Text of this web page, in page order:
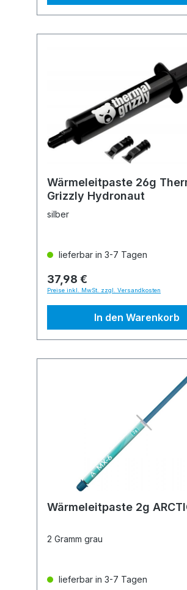
Wärmeleitpaste 26g
Grizzly Hydronaut
silber
lieferbar in 3-7 Tagen
37,98 €
Preise inkl. MwSt. zzgl. Versandkosten
In den Warenkorb
Wärmeleitpaste 2g
2 Gramm grau
lieferbar in 3-7 Tagen